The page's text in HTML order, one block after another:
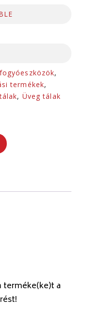
,
termékek,
, Üveg tálak
terméke(ke)t a